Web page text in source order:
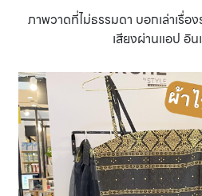
ภาพวาดที่ไม่ธรรมดา บอกเล่าเรื่อ
เสียงผ่านแอป อิ